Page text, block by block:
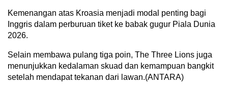
Kemenangan atas Kroasia menjadi modal penting bagi
Inggris dalam perburuan tiket ke babak gugur Piala Dunia
2026.
Selain membawa pulang tiga poin, The Three Lions juga
menunjukkan kedalaman skuad dan kemampuan bangkit
setelah mendapat tekanan dari lawan.(ANTARA)